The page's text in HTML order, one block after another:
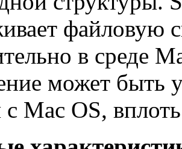
файловую
в среде
может быть
Mac OS,